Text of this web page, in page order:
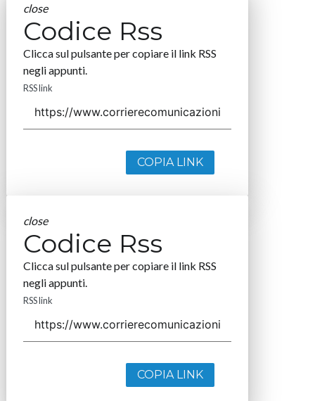
close
Codice Rss
Clicca sul pulsante per copiare il link RSS
negli appunti.
RSS link
COPIA LINK
close
Codice Rss
Clicca sul pulsante per copiare il link RSS
negli appunti.
RSS link
COPIA LINK